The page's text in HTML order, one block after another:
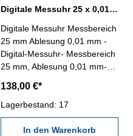
Digitale Messuhr 25 x 0,01 mm mit rundem Anschlag Ø 16 mm
Digitale Messuhr Messbereich
25 mm Ablesung 0,01 mm -
Digital-Messuhr- Messbereich
25 mm, Ablesung 0,01 mm-
(20 µm)- mit Preset und
umkehrbarer Messrichtung -
Anschlag: Ø 16 mm - inkl.
Verlängerungen: 10, 20, 40,
138,00 €*
Lagerbestand: 17
In den Warenkorb